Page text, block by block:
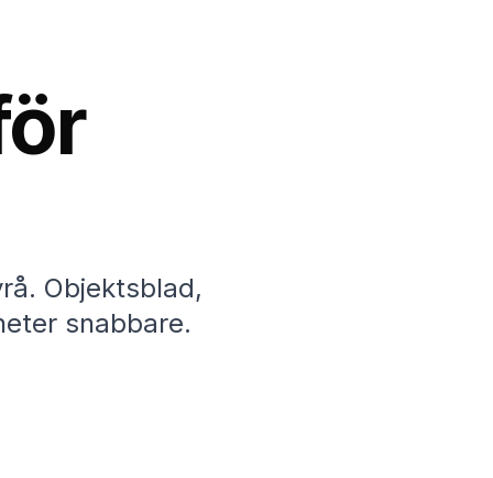
Objektsblad,
snabbare.